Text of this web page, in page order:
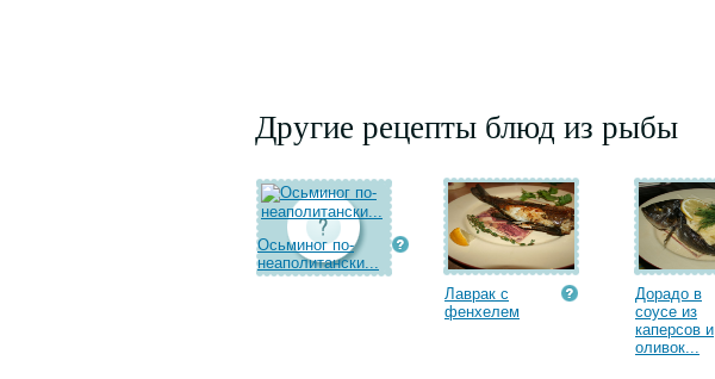
Другие рецепты блюд из рыбы
Осьминог по-
неаполитански...
Лаврак с
фенхелем
Дорадо в
соусе из
каперсов и
оливок...